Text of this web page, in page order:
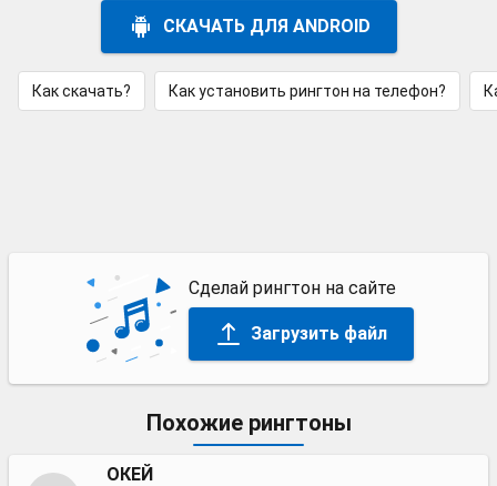
СКАЧАТЬ ДЛЯ ANDROID
Как скачать? Как установить рингтон на телефон?
Сделай рингтон на сайте
Загрузить файл
Похожие рингтоны
ОКЕЙ